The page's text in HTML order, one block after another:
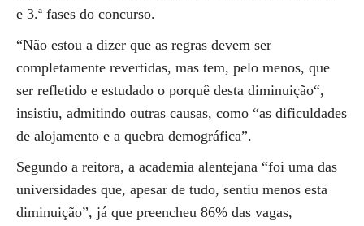
e 3.ª fases do concurso.
“Não estou a dizer que as regras devem ser
completamente revertidas, mas tem, pelo menos, que
ser refletido e estudado o porquê desta diminuição“,
insistiu, admitindo outras causas, como “as dificuldades
de alojamento e a quebra demográfica”.
Segundo a reitora, a academia alentejana “foi uma das
universidades que, apesar de tudo, sentiu menos esta
diminuição”, já que preencheu 86% das vagas,